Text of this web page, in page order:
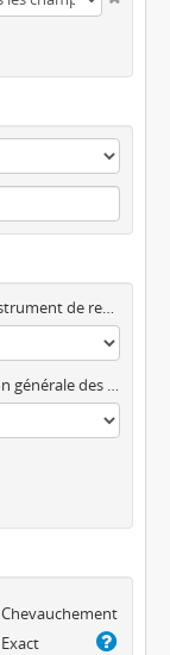
Instrument de recherche
Dénomination générale des documents
Chevauchement
Exact